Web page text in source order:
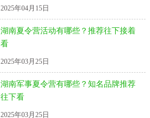
2025年04月15日
湖南夏令营活动有哪些？推荐往下接着
看
2025年03月25日
湖南军事夏令营有哪些？知名品牌推荐
往下看
2025年03月25日